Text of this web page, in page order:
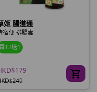
姬 腸道通
宿便 排腸毒
買12送1